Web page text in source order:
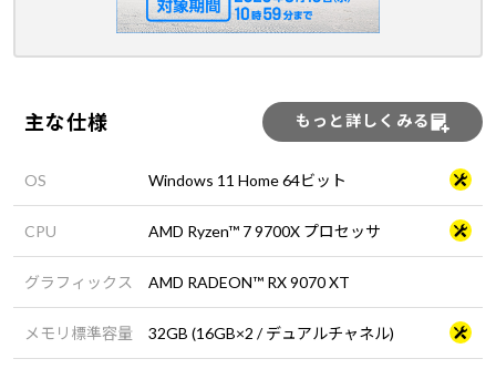
主な仕様 もっと詳しくみる
OS Windows 11 Home 64ビット
CPU AMD Ryzen™ 7 9700X プロセッサ
グラフィックス AMD RADEON™ RX 9070 XT
メモリ標準容量 32GB (16GB×2 / デュアルチャネル)